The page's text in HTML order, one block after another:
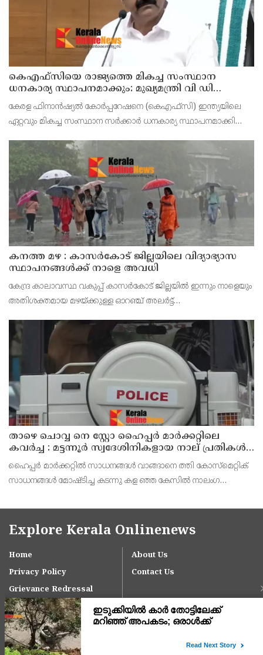
കെഎഫ്‌സിയെ രാജ്യത്തെ മികച്ച സംസ്ഥാന
ധനകാര്യ സ്ഥാപനമാക്കും: മുഖ്യമന്ത്രി വി ഡി
സതീശൻ
കേരള ഫിനാൻഷ്യൽ കോർപ്പറേഷനെ (കെഎഫ്‌സി) ഇന്ത്യയിലെ
ഏറ്റവും മികച്ച സംസ്ഥാന സർക്കാർ ധനകാര്യ സ്ഥാപനമാക്കി
ആഭിമുഖ്യത്തിൽ വിപുലീകരിച്ച 'മുഖ്യമന്ത്ര
കനത്ത മഴ : കാസർകോട് ജില്ലയിലെ വിദ്യാഭ്യാസ
സ്ഥാപനങ്ങൾക്ക് നാളെ അവധി
കേന്ദ്ര കാലാവസ്ഥ വകുപ്പ് കാസർകോട് ജില്ലയിൽ ഇന്നും നാളെയും
അതിശക്തമായ മഴയ്ക്കുള്ള ഓറഞ്ച് അലർട്ട്
പ്രൊഫഷണൽ കോളേജുകൾ ഉൾപ്പെടെയുള്ള എല്ലാ വിദ്യാഭ്യാ
താഴെ ചൊവ്വ നെ സ്റ്റോ ഹൈപ്പർ മാർക്കറ്റിലെ
കവർച്ച : മട്ടന്നൂർ സ്വദേശിനികളായ നാല് പ്രതികൾ
പിടിയിൽ
ഹൈപ്പർ മാർക്കറ്റിൽ സാധനങ്ങൾ വാങ്ങാനെ ത്തി കോസ്മെറ്റിക്
സാധനങ്ങൾ മോഷ്ടിച്ച കടന്നു കള ഞ്ഞ കേസിൽ നാലംഗ
ബന്ധുക്കളുമായ റൂബി (35),ആശ(54), ലക്ഷ്മിക്കുട്ടി (70),
Explore Kerala Onlinenews
Home
About Us
Privacy Policy
Contact Us
Grievance Redressal